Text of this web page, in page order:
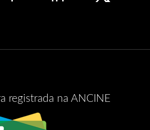
registrada na ANCINE